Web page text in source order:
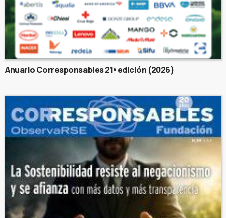
Anuario Corresponsables 21ª edición (2026)